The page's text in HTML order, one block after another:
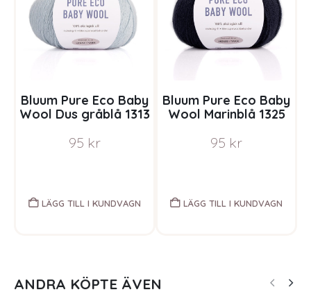
Bluum Pure Eco Baby
Wool Dus gråblå 1313
95 kr
LÄGG TILL I KUNDVAGN
Bluum Pure Eco Baby
Wool Marinblå 1325
95 kr
LÄGG TILL I KUNDVAGN
ANDRA KÖPTE ÄVEN